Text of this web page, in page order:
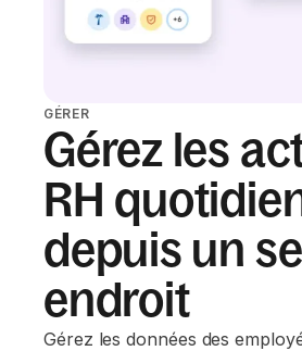
GÉRER
Gérez les
RH
depuis un
endroit
Gérez les données des